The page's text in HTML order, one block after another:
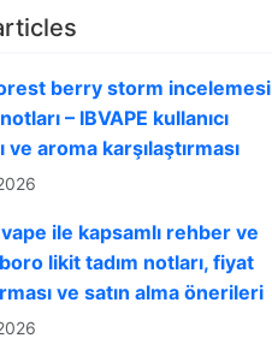
berry storm incelemesi
– IBVAPE kullanıcı
ve aroma karşılaştırması
ile kapsamlı rehber ve
likit tadım notları, fiyat
ve satın alma önerileri